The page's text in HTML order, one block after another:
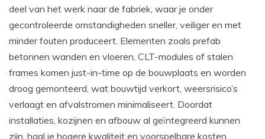
deel van het werk naar de fabriek, waar je onder
gecontroleerde omstandigheden sneller, veiliger en met
minder fouten produceert. Elementen zoals prefab
betonnen wanden en vloeren, CLT-modules of stalen
frames komen just-in-time op de bouwplaats en worden
droog gemonteerd, wat bouwtijd verkort, weersrisico’s
verlaagt en afvalstromen minimaliseert. Doordat
installaties, kozijnen en afbouw al geïntegreerd kunnen
zijn, haal je hogere kwaliteit en voorspelbare kosten.